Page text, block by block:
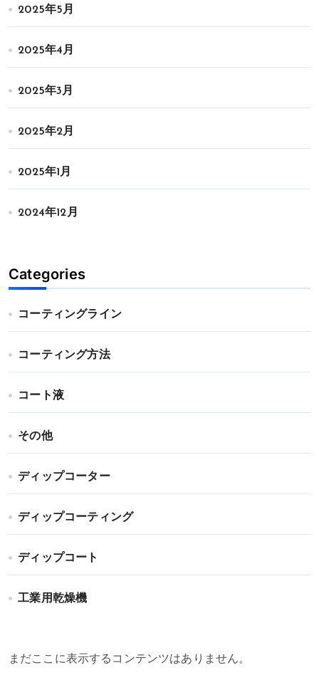
2025年5月
2025年4月
2025年3月
2025年2月
2025年1月
2024年12月
Categories
コーティングライン
コーティング方法
コート液
その他
ディップコーター
ディップコーティング
ディップコート
工業用乾燥機
まだここに表示するコンテンツはありません。